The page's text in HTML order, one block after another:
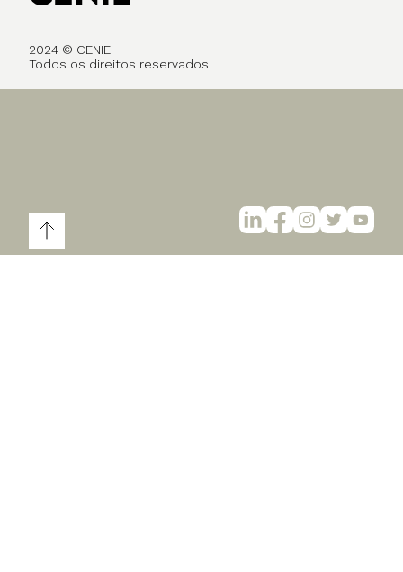
2024 © CENIE
Todos os direitos reservados